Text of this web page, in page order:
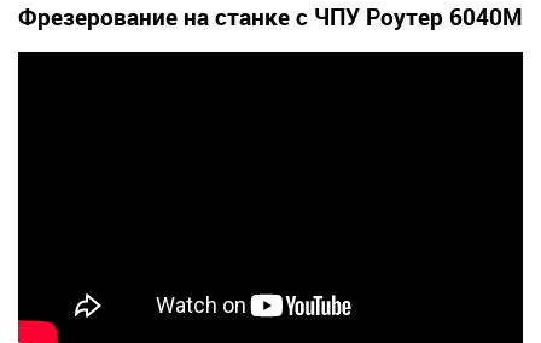
Фрезерование на станке с ЧПУ Роутер 6040M